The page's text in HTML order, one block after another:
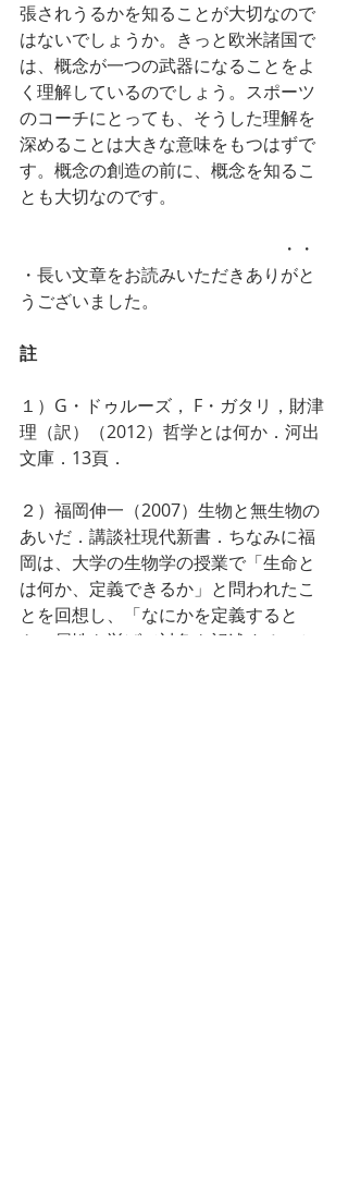
張されうるかを知ることが大切なので
はないでしょうか。きっと欧米諸国で
は、概念が一つの武器になることをよ
く理解しているのでしょう。スポーツ
のコーチにとっても、そうした理解を
深めることは大きな意味をもつはずで
す。概念の創造の前に、概念を知るこ
とも大切なのです。
・・
・長い文章をお読みいただきありがと
うございました。
註
１）G・ドゥルーズ， F・ガタリ，財津
理（訳）（2012）哲学とは何か．河出
文庫．13頁．
２）福岡伸一（2007）生物と無生物の
あいだ．講談社現代新書．ちなみに福
岡は、大学の生物学の授業で「生命と
は何か、定義できるか」と問われたこ
とを回想し、「なにかを定義すると
き、属性を挙げて対象を記述すること